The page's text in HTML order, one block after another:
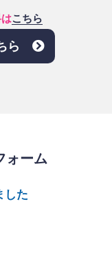
こちら
ら
ォーム
した